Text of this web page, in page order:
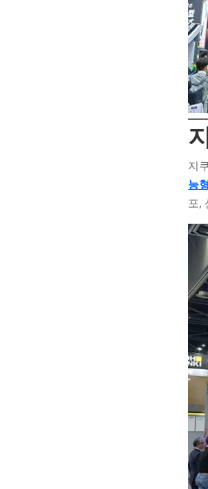
지
능
포,